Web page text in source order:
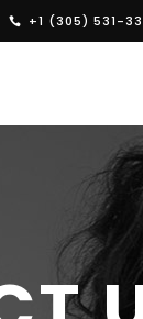
+1 (305) 531-